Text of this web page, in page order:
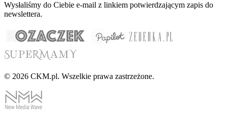
Wysłaliśmy do Ciebie e-mail z linkiem potwierdzającym zapis do
newslettera.
© 2026 CKM.pl. Wszelkie prawa zastrzeżone.